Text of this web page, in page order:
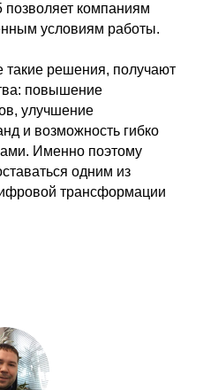
позволяет компаниям
условиям работы.
решения, получают
повышение
улучшение
и возможность гибко
Именно поэтому
одним из
трансформации